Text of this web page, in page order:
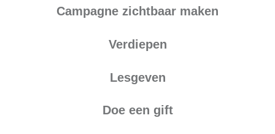
Campagne zichtbaar maken
Verdiepen
Lesgeven
Doe een gift